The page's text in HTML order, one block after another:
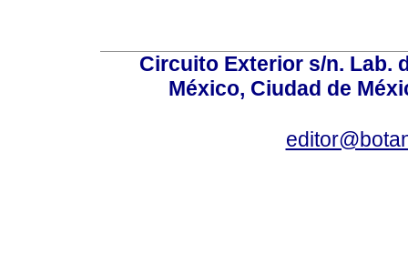
Circuito Exterior s/n. Lab.
México, Ciudad de